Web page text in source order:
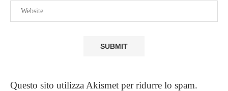
Questo sito utilizza Akismet per ridurre lo spam.